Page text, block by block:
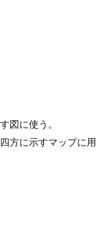
図に使う。
方に示すマップに用